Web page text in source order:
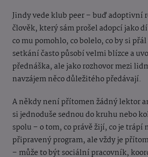
Jindy vede klub peer – buď adoptivní
člověk, který sám prošel adopcí jako
co mu pomohlo, co bolelo, co by si
setkání často působí velmi blízce a
přednáška, ale jako rozhovor mezi
navzájem něco důležitého předávají.
A někdy není přítomen žádný lektor
si jednoduše sednou do kruhu nebo
spolu – o tom, co právě žijí, co je trápí
připravený program, ale vždy je
– může to být sociální pracovník,